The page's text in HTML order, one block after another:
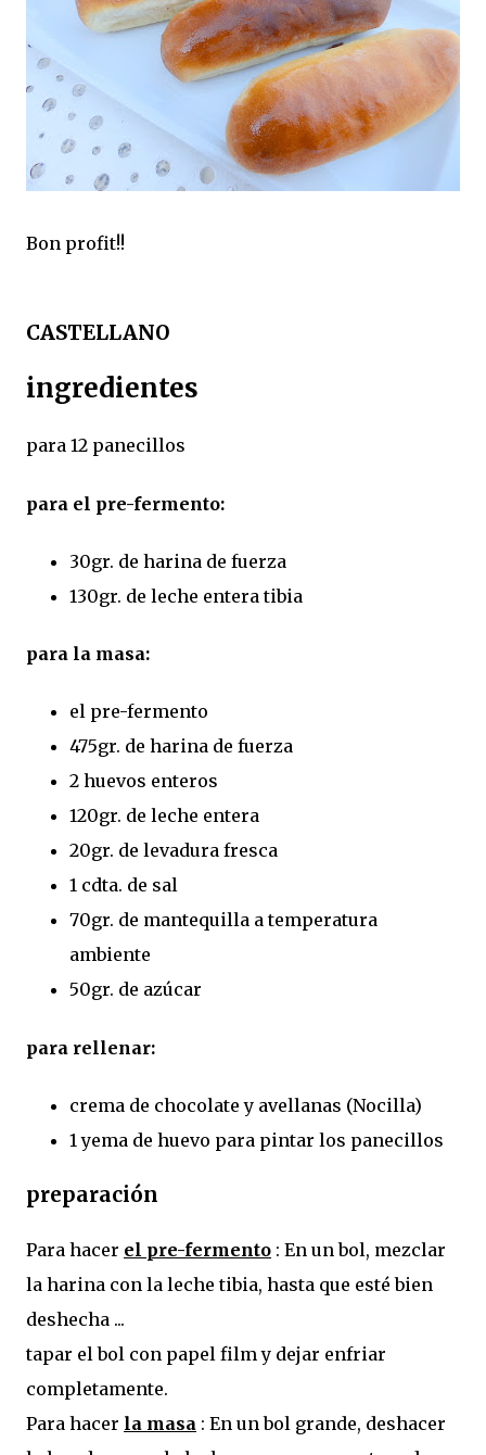
Bon profit!!
CASTELLANO
ingredientes
para 12 panecillos
para el pre-fermento:
30gr. de harina de fuerza
130gr. de leche entera tibia
para la masa:
el pre-fermento
475gr. de harina de fuerza
2 huevos enteros
120gr. de leche entera
20gr. de levadura fresca
1 cdta. de sal
70gr. de mantequilla a temperatura
ambiente
50gr. de azúcar
para rellenar:
crema de chocolate y avellanas (Nocilla)
1 yema de huevo para pintar los panecillos
preparación
Para hacer el pre-fermento : En un bol, mezclar
la harina con la leche tibia, hasta que esté bien
deshecha ...
tapar el bol con papel film y dejar enfriar
completamente.
Para hacer la masa : En un bol grande, deshacer